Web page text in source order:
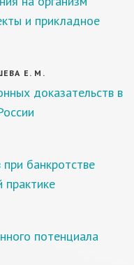
и прикладное
Е. М.
доказательств в
банкротстве
практике
потенциала